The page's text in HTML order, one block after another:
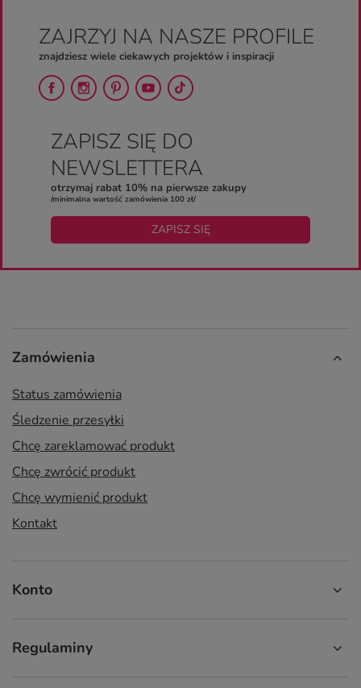
ZAJRZYJ NA NASZE PROFILE
znajdziesz wiele ciekawych projektów i inspiracji
ZAPISZ SIĘ DO
NEWSLETTERA
otrzymaj rabat 10% na pierwsze zakupy
/minimalna wartość zamówienia 100 zł/
ZAPISZ SIĘ
Zamówienia
Status zamówienia
Śledzenie przesyłki
Chcę zareklamować produkt
Chcę zwrócić produkt
Chcę wymienić produkt
Kontakt
Konto
Regulaminy